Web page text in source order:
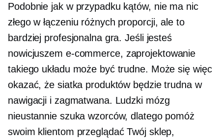
Podobnie jak w przypadku kątów, nie ma nic
złego w łączeniu różnych proporcji, ale to
bardziej profesjonalna gra. Jeśli jesteś
nowicjuszem e-commerce, zaprojektowanie
takiego układu może być trudne. Może się więc
okazać, że siatka produktów będzie trudna w
nawigacji i zagmatwana. Ludzki mózg
nieustannie szuka wzorców, dlatego pomóż
swoim klientom przeglądać Twój sklep,